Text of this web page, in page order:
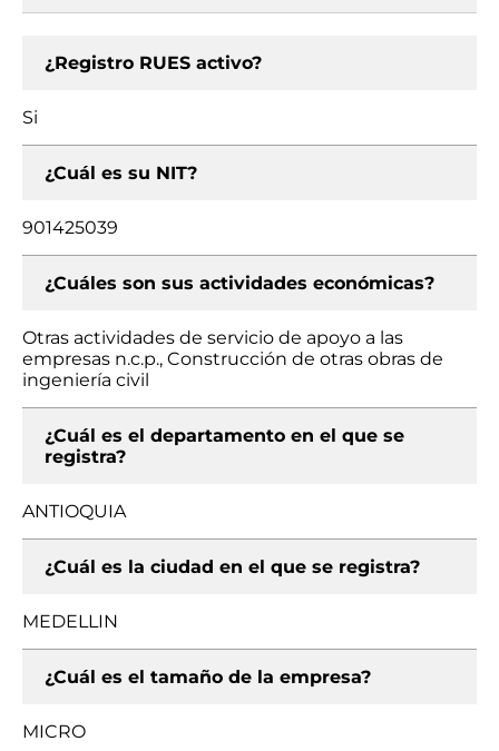
¿Registro RUES activo?
Si
¿Cuál es su NIT?
901425039
¿Cuáles son sus actividades económicas?
Otras actividades de servicio de apoyo a las
empresas n.c.p., Construcción de otras obras de
ingeniería civil
¿Cuál es el departamento en el que se
registra?
ANTIOQUIA
¿Cuál es la ciudad en el que se registra?
MEDELLIN
¿Cuál es el tamaño de la empresa?
MICRO